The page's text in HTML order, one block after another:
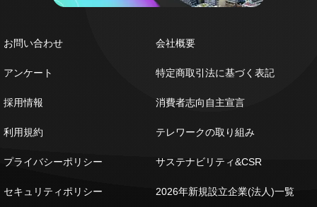
お問い合わせ
アンケート
採用情報
利用規約
プライバシーポリシー
セキュリティポリシー
会社概要
特定商取引法に基づく表記
消費者志向自主宣言
テレワークの取り組み
サステナビリティ&CSR
2026年新規設立企業(法人)一覧